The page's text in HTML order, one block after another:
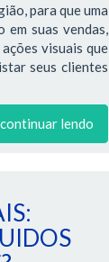
para que uma
suas vendas,
visuais que
seus clientes
lendo